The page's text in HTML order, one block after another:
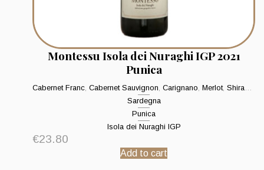
Montessu Isola dei Nuraghi IGP 2021
Punica
Cabernet Franc, Cabernet Sauvignon, Carignano, Merlot, Shiraz - Syrah
Sardegna
Punica
Isola dei Nuraghi IGP
€23.80
Add to cart